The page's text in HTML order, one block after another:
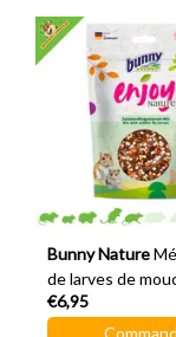
Bunny Nature
de larves de
soldats Saveur
€6,95